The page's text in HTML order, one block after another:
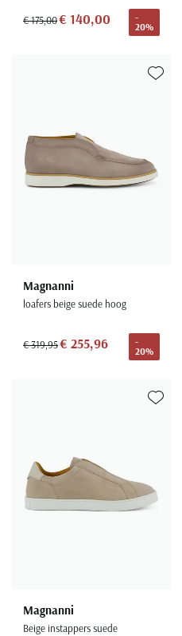
€ 175,00€ 140,00
-
20%
Magnanni
loafers beige suede hoog
€ 319,95€ 255,96
-
20%
Magnanni
Beige instappers suede